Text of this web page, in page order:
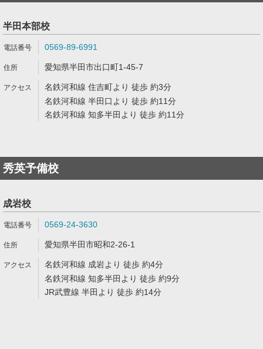
半田本部校
0569-89-6991
愛知県半田市出口町1-45-7
名鉄河和線 住吉町より 徒歩 約3分
名鉄河和線 半田口より 徒歩 約11分
名鉄河和線 知多半田より 徒歩 約11分
秀英予備校
成岩校
0569-24-3630
愛知県半田市昭和2-26-1
名鉄河和線 成岩より 徒歩 約4分
名鉄河和線 知多半田より 徒歩 約9分
JR武豊線 半田より 徒歩 約14分